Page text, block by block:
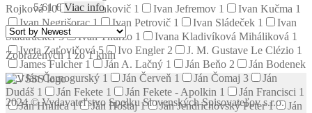
Rojková10 Ivan Izakovič 1 Ivan Jefremov 1 Ivan Kučma 1
Ivan Negrišorac1 Ivan Petrovič 1 Ivan Sládeček 1
Ivan
Stadtrucker3 Ivan Thurzo 1 Ivana Kladivíková Miháliková 1
Iveta Zaťovičová5 Ivo Engler 2 J. M. Gustave Le Clézio 1
James Fulcher 1 Ján A. Lačný 1 Ján Beňo 2
Ján Bodenek
1
Ján Čarnogurský 1 Ján Červeň 1 Ján Čomaj 3
Ján
Dudáš 1 Ján Fekete 1 Ján Fekete - Apolkin 1 Ján Francisci 1
Ján Hnilica1 Ján Hoštaj1 Ján Jendrichovský Peter1
Ján
5.61€ Viac info
Zobrazených 1 zo 1 kníh
2024 © Vydavateľstvo Spolku Slovenských Spisovateľov s.r.o.